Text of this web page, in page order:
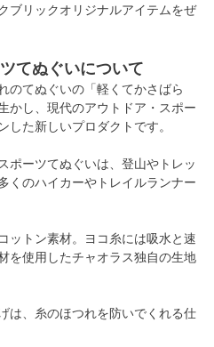
ブリックオリジナルアイテムをぜ
てぬぐいについて
のてぬぐいの「軽くてかさばら
かし、現代のアウトドア・スポー
した新しいプロダクトです。
ポーツてぬぐいは、登山やトレッ
くのハイカーやトレイルランナー
ットン素材。ヨコ糸には吸水と速
を使用したチャオラス独自の生地
は、糸のほつれを防いでくれる仕